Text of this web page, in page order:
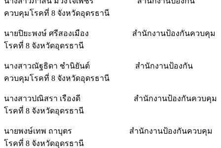
ควบคุมโรคที่ 8 จังหวัดอุดรธานี
นายปิยะพงษ์ ศรีสองเมือง สำนักงานป้องกันควบคุม
โรคที่ 8 จังหวัดอุดรธานี
นางสาวณัฐธิดา ชำนิยันต์ สำนักงานป้องกัน
ควบคุมโรคที่ 8 จังหวัดอุดรธานี
นางสาวปณิสรา เรืองดี สำนักงานป้องกันควบคุม
โรคที่ 8 จังหวัดอุดรธานี
นายพงษ์เทพ ถาบุตร สำนักงานป้องกันควบคุม
โรคที่ 8 จังหวัดอุดรธานี